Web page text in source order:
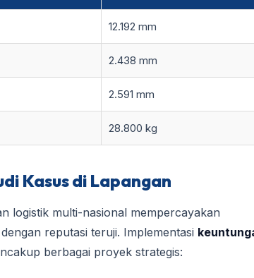
12.192 mm
2.438 mm
2.591 mm
28.800 kg
Kasus di Lapangan
logistik multi-nasional mempercayakan
reputasi teruji. Implementasi
berbagai proyek strategis: